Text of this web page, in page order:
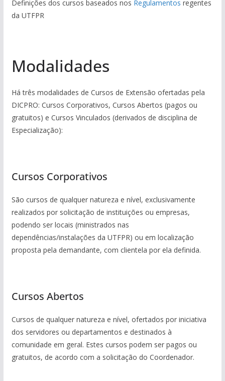
Definições dos cursos baseados nos Regulamentos regentes
da UTFPR
Modalidades
Há três modalidades de Cursos de Extensão ofertadas pela
DICPRO: Cursos Corporativos, Cursos Abertos (pagos ou
gratuitos) e Cursos Vinculados (derivados de disciplina de
Especialização):
Cursos Corporativos
São cursos de qualquer natureza e nível, exclusivamente
realizados por solicitação de instituições ou empresas,
podendo ser locais (ministrados nas
dependências/instalações da UTFPR) ou em localização
proposta pela demandante, com clientela por ela definida.
Cursos Abertos
Cursos de qualquer natureza e nível, ofertados por iniciativa
dos servidores ou departamentos e destinados à
comunidade em geral. Estes cursos podem ser pagos ou
gratuitos, de acordo com a solicitação do Coordenador.